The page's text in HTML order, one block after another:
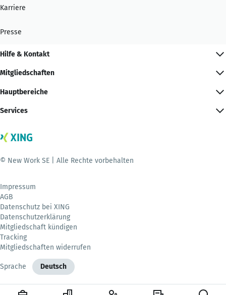
Karriere
Presse
Hilfe & Kontakt
Mitgliedschaften
Hauptbereiche
Services
© New Work SE | Alle Rechte vorbehalten
Impressum
AGB
Datenschutz bei XING
Datenschutzerklärung
Mitgliedschaft kündigen
Tracking
Mitgliedschaften widerrufen
Sprache Deutsch